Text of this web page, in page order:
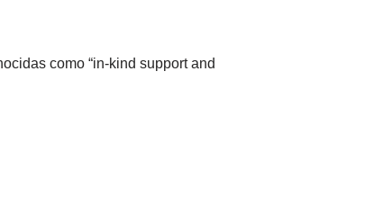
como “in-kind support and